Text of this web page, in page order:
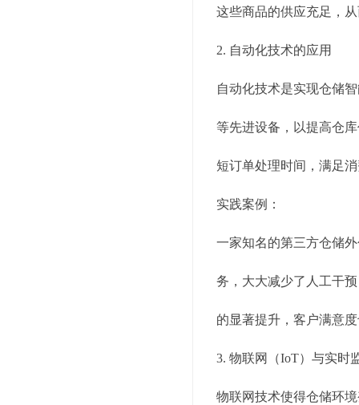
这些商品的供应充足，
2. 自动化技术的应用
自动化技术是实现仓储
等先进设备，以提高仓
短订单处理时间，满足
实践案例：
一家知名的第三方仓储
务，大大减少了人工干
的显著提升，客户满意
3. 物联网（IoT）与实时
物联网技术使得仓储环